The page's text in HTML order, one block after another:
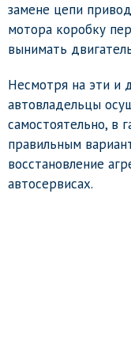
замене цепи
мотора коробку
вынимать
Несмотря на эти и
автовладельцы
самостоятельно, в
правильным
восстановление
автосервисах.